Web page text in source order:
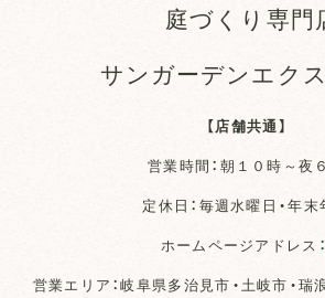
庭づくり専門
サンガーデンエク
【店舗共通】
営業時間：朝１０時～夜
定休日：毎週水曜日・年末
ホームページアドレス：
営業エリア：岐阜県多治見市・土岐市・瑞